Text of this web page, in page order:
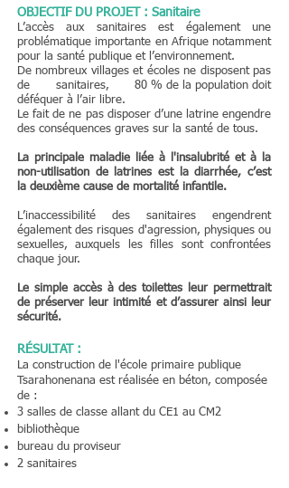
OBJECTIF DU PROJET : Sanitaire
L’accès aux sanitaires est également une
problématique importante en Afrique notamment
pour la santé publique et l’environnement.
De nombreux villages et écoles ne disposent pas
de sanitaires, 80 % de la population doit
déféquer à l’air libre.
Le fait de ne pas disposer d’une latrine engendre
des conséquences graves sur la santé de tous.
La principale maladie liée à l'insalubrité et à la
non-utilisation de latrines est la diarrhée, c’est
la deuxième cause de mortalité infantile.
L’inaccessibilité des sanitaires engendrent
également des risques d'agression, physiques ou
sexuelles, auxquels les filles sont confrontées
chaque jour.
Le simple accès à des toilettes leur permettrait
de préserver leur intimité et d’assurer ainsi leur
sécurité.
RÉSULTAT :
La construction de l'école primaire publique
Tsarahonenana est réalisée en béton, composée
de :
3 salles de classe allant du CE1 au CM2
bibliothèque
bureau du proviseur
2 sanitaires